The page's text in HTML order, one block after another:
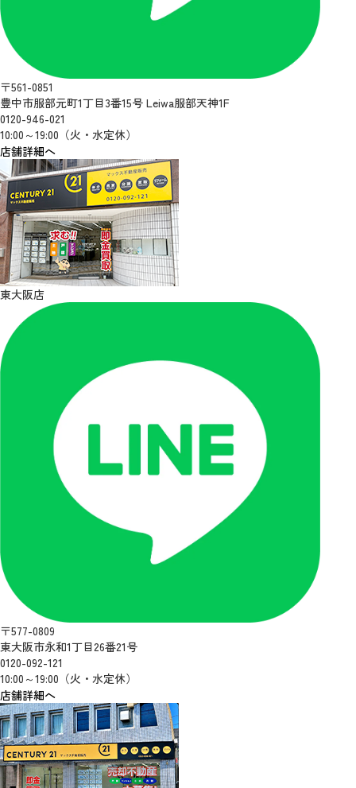
〒561-0851
豊中市服部元町1丁目3番15号 Leiwa服部天神1F
0120-946-021
10:00～19:00（火・水定休）
店舗詳細へ
東大阪店
〒577-0809
東大阪市永和1丁目26番21号
0120-092-121
10:00～19:00（火・水定休）
店舗詳細へ